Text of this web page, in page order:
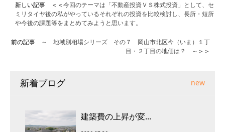
新しい記事 ＜＜今回のテーマは「不動産投資ＶＳ株式投資」として、セ
ミリタイヤ後の私がやっているそれぞれの投資を比較検討し、長所・短所
や今後の課題等をまとめてみようと思います。
前の記事
～ 地域別相場シリーズ その７ 岡山市北区今（いま）１丁
目・２丁目の地価は？ ～ ＞＞
新着ブログ new
建築費の上昇が変...